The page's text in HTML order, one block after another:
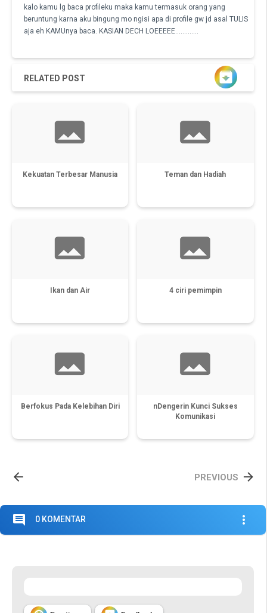
kalo kamu lg baca profileku maka kamu termasuk orang yang
beruntung karna aku bingung mo ngisi apa di profile gw jd asal TULIS
aja eh KAMUnya baca. KASIAN DECH LOEEEEE.............

RELATED POST
Kekuatan Terbesar Manusia Teman dan Hadiah
Ikan dan Air 4 ciri pemimpin
Berfokus Pada Kelebihan Diri
nDengerin Kunci Sukses
Komunikasi
 
PREVIOUS
comment 0 KOMENTAR more_vert